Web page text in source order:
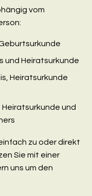
vom
und Heiratsurkunde
Heiratsurkunde
und
zu oder direkt
Sie mit einer
uns um den